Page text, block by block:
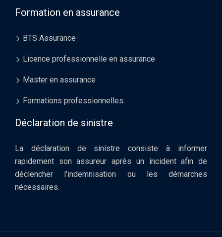
Formation en assurance
BTS Assurance
Licence professionnelle en assurance
Master en assurance
Formations professionnelles
Déclaration de sinistre
La déclaration de sinistre consiste à informer
rapidement son assureur après un incident afin de
déclencher l’indemnisation ou les démarches
nécessaires.